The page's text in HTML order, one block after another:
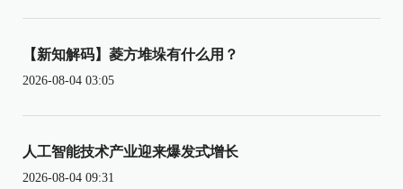
【新知解码】菱方堆垛有什么用？
2026-08-04 03:05
人工智能技术产业迎来爆发式增长
2026-08-04 09:31